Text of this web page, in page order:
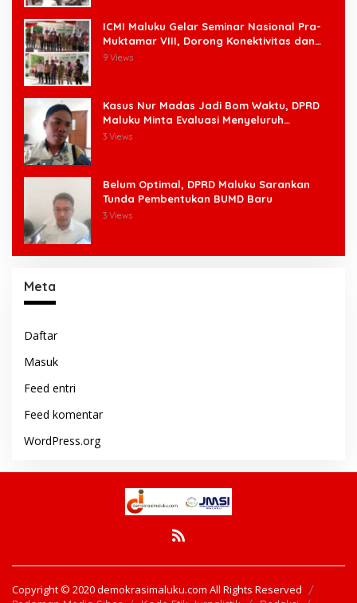
ICMI Maluku Gelar Seminar Nasional Pra-
Muktamar VIII, Dorong Konektivitas dan
Ketahanan Pangan di Wilayah Kepulauan
9 Views
Kasus Nur Madas Jadi Bom Waktu, DPRD
Maluku Minta Evaluasi Menyeluruh
Pengangkatan Pengangkatan Pejabat
3 Views
Belum Optimal, DPRD Maluku Sarankan
3 Views
Meta
Daftar
Masuk
Feed entri
Feed komentar
WordPress.org
Copyright © 2020 demokrasimaluku.com All Rights Reserved